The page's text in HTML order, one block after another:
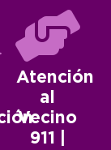
Atención
al
Vecino
911 |